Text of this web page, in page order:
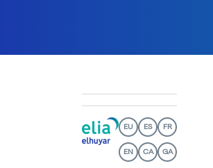
EU ES FR
EN CA GA